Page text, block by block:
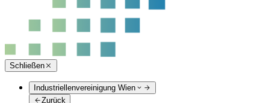
Schließen
Industriellenvereinigung Wien
Zurück